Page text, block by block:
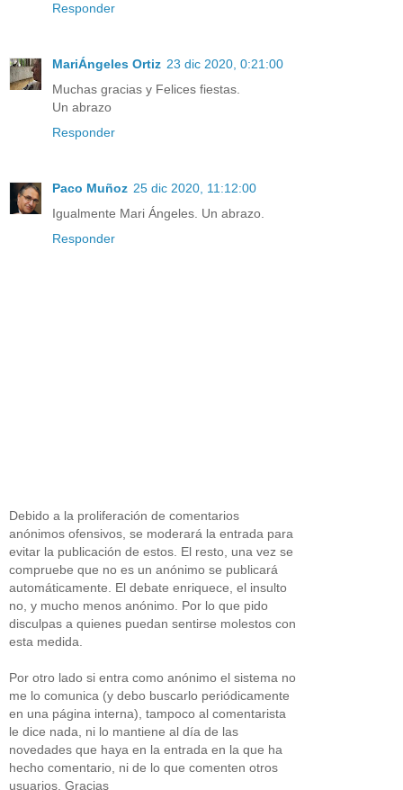
Responder
MariÁngeles Ortiz 23 dic 2020, 0:21:00
Muchas gracias y Felices fiestas.
Un abrazo
Responder
Paco Muñoz 25 dic 2020, 11:12:00
Igualmente Mari Ángeles. Un abrazo.
Responder
Debido a la proliferación de comentarios
anónimos ofensivos, se moderará la entrada para
evitar la publicación de estos. El resto, una vez se
compruebe que no es un anónimo se publicará
automáticamente. El debate enriquece, el insulto
no, y mucho menos anónimo. Por lo que pido
disculpas a quienes puedan sentirse molestos con
esta medida.
Por otro lado si entra como anónimo el sistema no
me lo comunica (y debo buscarlo periódicamente
en una página interna), tampoco al comentarista
le dice nada, ni lo mantiene al día de las
novedades que haya en la entrada en la que ha
hecho comentario, ni de lo que comenten otros
usuarios. Gracias